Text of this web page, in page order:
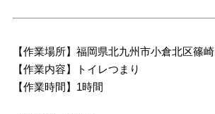
【作業場所】福岡県北九州市小倉北区篠崎
【作業内容】トイレつまり
【作業時間】1時間